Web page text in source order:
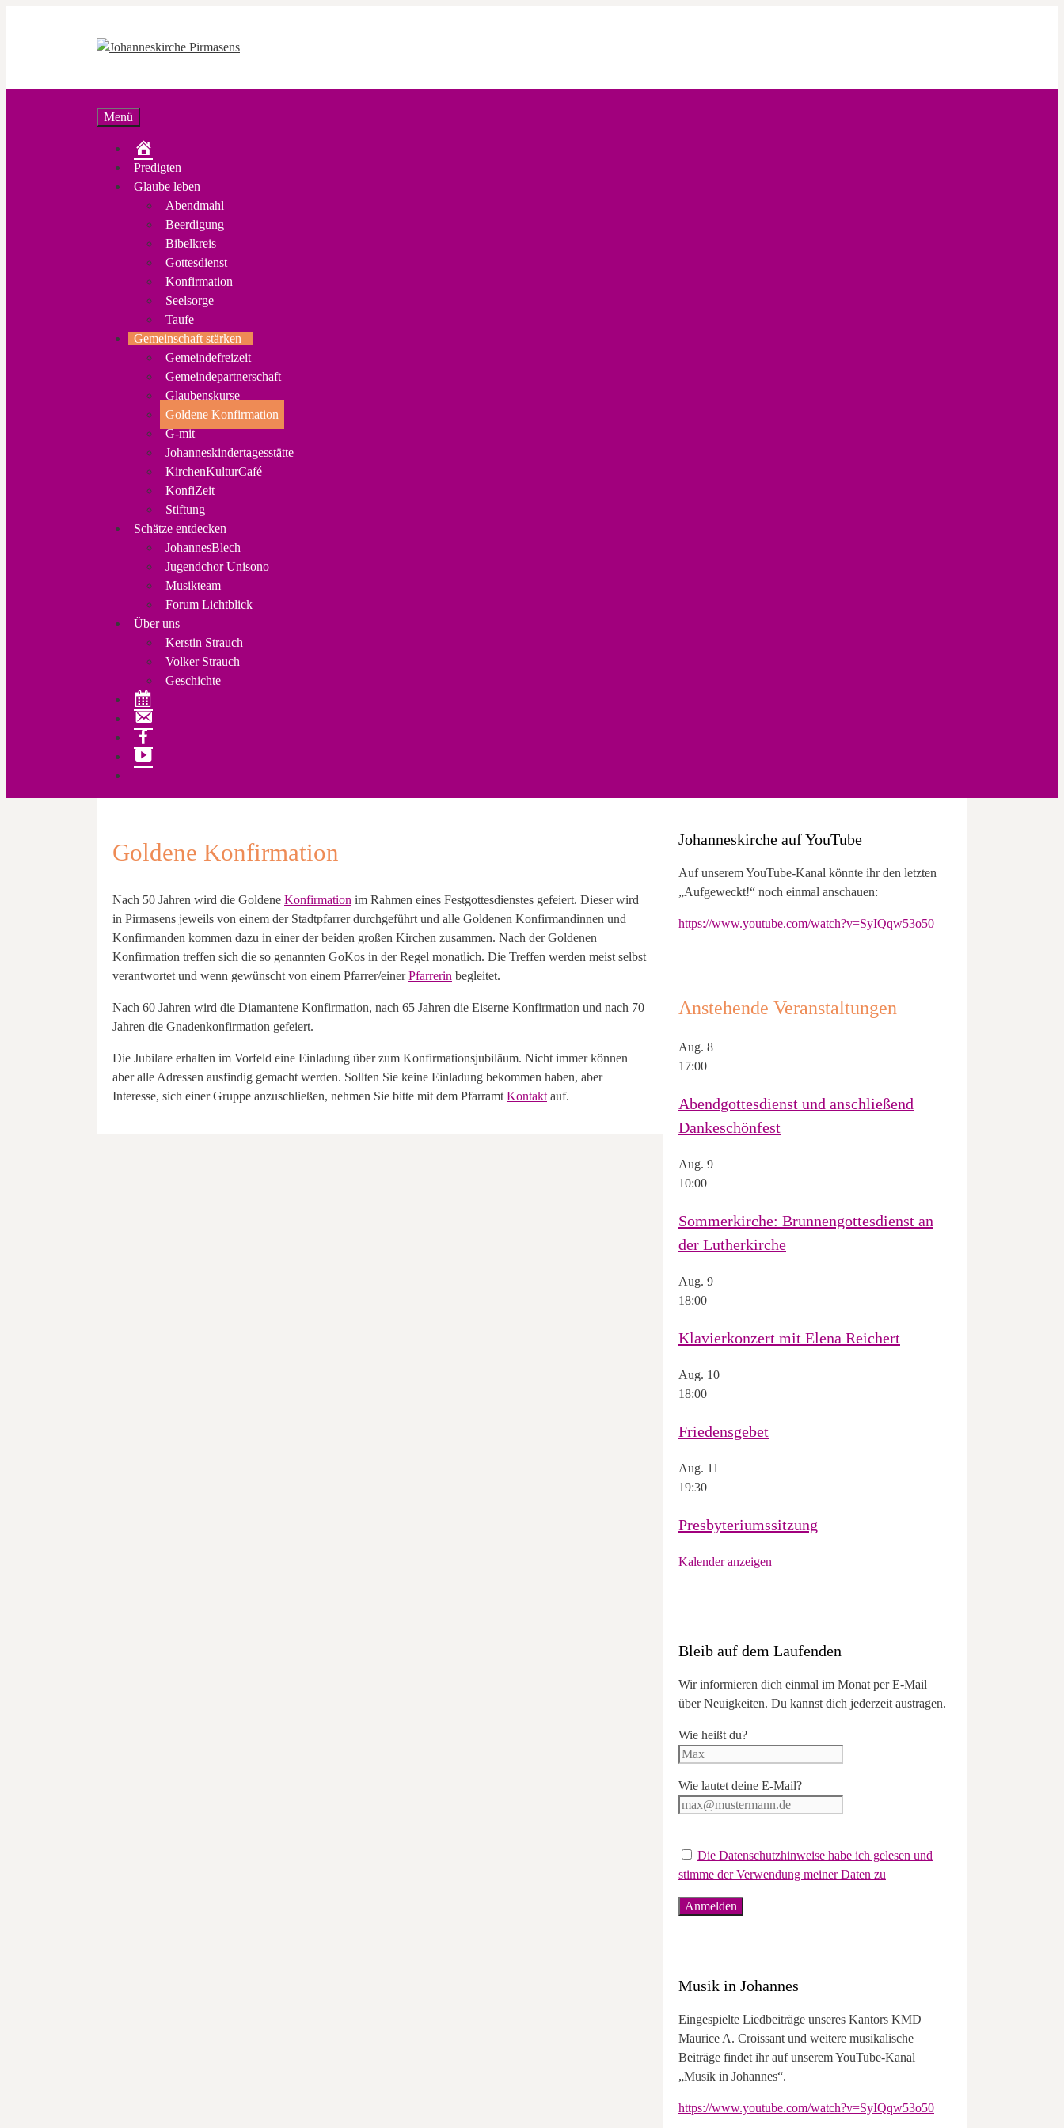
Menü
Predigten
Glaube leben
Abendmahl
Beerdigung
Bibelkreis
Gottesdienst
Konfirmation
Seelsorge
Taufe
Gemeinschaft stärken
Gemeindefreizeit
Gemeindepartnerschaft
Glaubenskurse
Goldene Konfirmation
G-mit
Johanneskindertagesstätte
KirchenKulturCafé
KonfiZeit
Stiftung
Schätze entdecken
JohannesBlech
Jugendchor Unisono
Musikteam
Forum Lichtblick
Über uns
Kerstin Strauch
Volker Strauch
Geschichte
Goldene Konfirmation
Nach 50 Jahren wird die Goldene Konfirmation im Rahmen eines Festgottesdienstes gefeiert. Dieser wird
in Pirmasens jeweils von einem der Stadtpfarrer durchgeführt und alle Goldenen Konfirmandinnen und
Konfirmanden kommen dazu in einer der beiden großen Kirchen zusammen. Nach der Goldenen
Konfirmation treffen sich die so genannten GoKos in der Regel monatlich. Die Treffen werden meist selbst
verantwortet und wenn gewünscht von einem Pfarrer/einerPfarrerin begleitet.
Nach 60 Jahren wird die Diamantene Konfirmation, nach 65 Jahren die Eiserne Konfirmation und nach 70
Jahren die Gnadenkonfirmation gefeiert.
Die Jubilare erhalten im Vorfeld eine Einladung über zum Konfirmationsjubiläum. Nicht immer können
aber alle Adressen ausfindig gemacht werden. Sollten Sie keine Einladung bekommen haben, aber
Interesse, sich einer Gruppe anzuschließen, nehmen Sie bitte mit dem PfarramtKontaktauf.
Johanneskirche auf YouTube
Auf unserem YouTube-Kanal könnte ihr den letzten
„Aufgeweckt!“ noch einmal anschauen:
https://www.youtube.com/watch?v=SyIQqw53o50
Anstehende Veranstaltungen
Aug. 8
17:00
Abendgottesdienst und anschließend
Dankeschönfest
Aug. 9
10:00
Sommerkirche: Brunnengottesdienst an
der Lutherkirche
Aug. 9
18:00
Klavierkonzert mit Elena Reichert
Aug. 10
18:00
Friedensgebet
Aug. 11
19:30
Presbyteriumssitzung
Kalender anzeigen
Bleib auf dem Laufenden
Wir informieren dich einmal im Monat per E-Mail
über Neuigkeiten. Du kannst dich jederzeit austragen.
Wie heißt du?
Wie lautet deine E-Mail?
Die Datenschutzhinweise habe ich gelesen und
stimme der Verwendung meiner Daten zu
Musik in Johannes
Eingespielte Liedbeiträge unseres Kantors KMD
Maurice A. Croissant und weitere musikalische
Beiträge findet ihr auf unserem YouTube-Kanal
„Musik in Johannes“.
https://www.youtube.com/watch?v=SyIQqw53o50